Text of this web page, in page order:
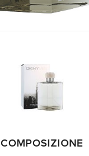
COMPOSIZIONE